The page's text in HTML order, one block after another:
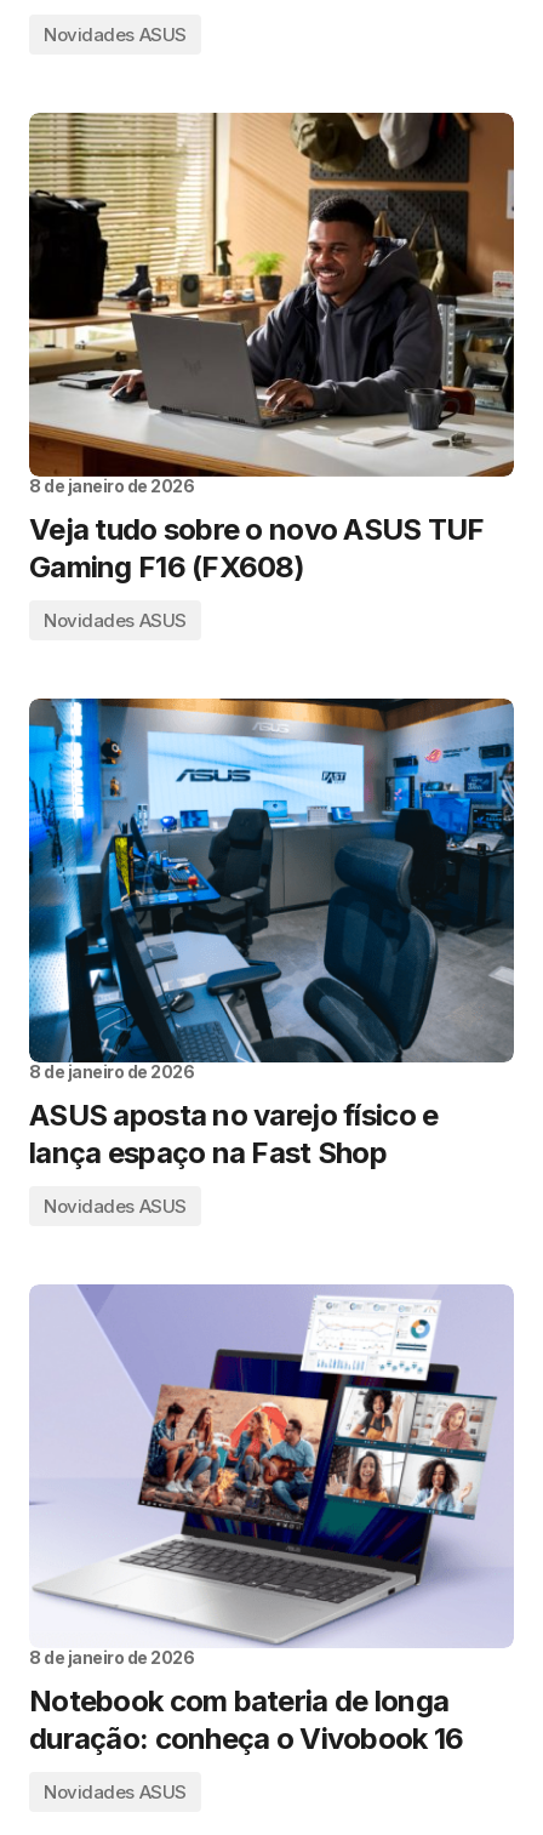
Novidades ASUS
8 de janeiro de 2026
Veja tudo sobre o novo ASUS TUF
Gaming F16 (FX608)
Novidades ASUS
8 de janeiro de 2026
ASUS aposta no varejo físico e
lança espaço na Fast Shop
Novidades ASUS
8 de janeiro de 2026
Notebook com bateria de longa
duração: conheça o Vivobook 16
Novidades ASUS